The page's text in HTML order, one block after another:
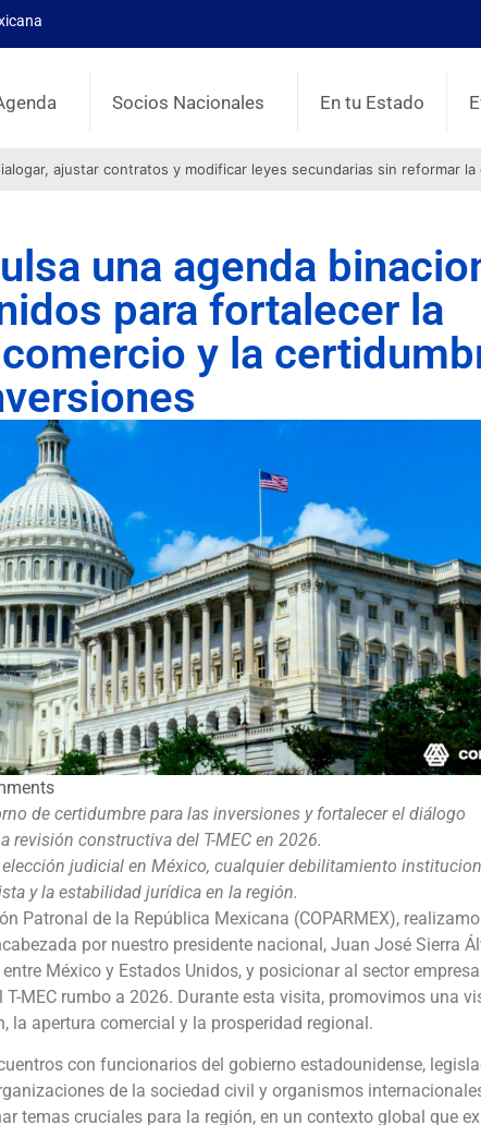
Socios Nacionales En tu Estado
ajustar contratos y modificar leyes secundarias sin reformar
una agenda
para fortalecer la
y la
de certidumbre para las inversiones y fortalecer el diálogo
revisión constructiva del T-MEC en 2026.
judicial en México, cualquier debilitamiento
y la estabilidad jurídica en la región.
Patronal de la República Mexicana (COPARMEX),
por nuestro presidente nacional, Juan José Sierra
México y Estados Unidos, y posicionar al sector
MEC rumbo a 2026. Durante esta visita, promovimos una
la apertura comercial y la prosperidad regional.
con funcionarios del gobierno estadounidense,
de la sociedad civil y organismos
temas cruciales para la región, en un contexto global que